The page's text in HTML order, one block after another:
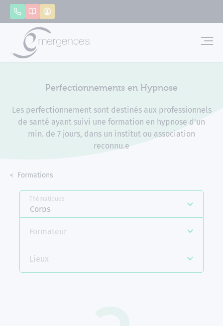
AppelerCatalogue
Perfectionnements en Hypnose
Les perfectionnement sont destinés aux professionnels
de santé ayant suivi une formation en hypnose d'un
min. de 7 jours, dans un institut ou association
reconnu.e
Accueil
Formations
Thématiques
Corps
Formateur
Lieux
Panneau de gestion des cookies